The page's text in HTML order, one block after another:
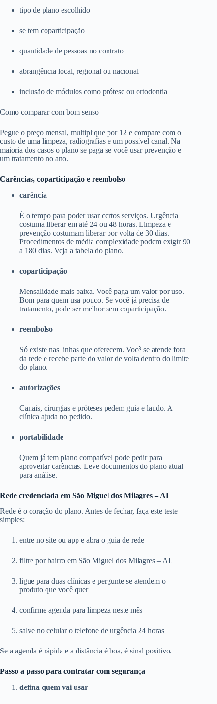
tipo de plano escolhido
se tem coparticipação
quantidade de pessoas no contrato
abrangência local, regional ou nacional
inclusão de módulos como prótese ou ortodontia
Como comparar com bom senso
Pegue o preço mensal, multiplique por 12 e compare com o
custo de uma limpeza, radiografias e um possível canal. Na
maioria dos casos o plano se paga se você usar prevenção e
um tratamento no ano.
Carências, coparticipação e reembolso
carência
É o tempo para poder usar certos serviços. Urgência
costuma liberar em até 24 ou 48 horas. Limpeza e
prevenção costumam liberar por volta de 30 dias.
Procedimentos de média complexidade podem exigir 90
a 180 dias. Veja a tabela do plano.
coparticipação
Mensalidade mais baixa. Você paga um valor por uso.
Bom para quem usa pouco. Se você já precisa de
tratamento, pode ser melhor sem coparticipação.
reembolso
Só existe nas linhas que oferecem. Você se atende fora
da rede e recebe parte do valor de volta dentro do limite
do plano.
autorizações
Canais, cirurgias e próteses pedem guia e laudo. A
clínica ajuda no pedido.
portabilidade
Quem já tem plano compatível pode pedir para
aproveitar carências. Leve documentos do plano atual
para análise.
Rede credenciada em São Miguel dos Milagres – AL
Rede é o coração do plano. Antes de fechar, faça este teste
simples:
entre no site ou app e abra o guia de rede
filtre por bairro em São Miguel dos Milagres – AL
ligue para duas clínicas e pergunte se atendem o
produto que você quer
confirme agenda para limpeza neste mês
salve no celular o telefone de urgência 24 horas
Se a agenda é rápida e a distância é boa, é sinal positivo.
Passo a passo para contratar com segurança
defina quem vai usar